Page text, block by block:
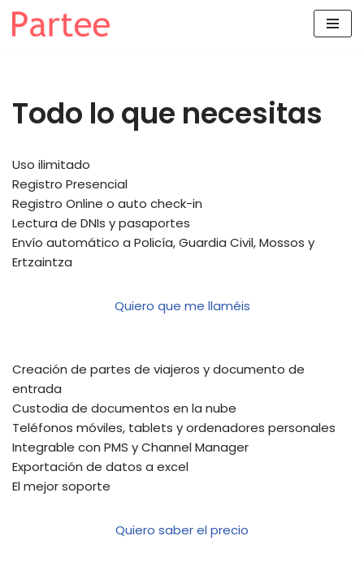
Todo lo que necesitas
Uso ilimitado
Registro Presencial
Registro Online o auto check-in
Lectura de DNIs y pasaportes
Envío automático a Policía, Guardia Civil, Mossos y
Ertzaintza
Quiero que me llaméis
Creación de partes de viajeros y documento de
entrada
Custodia de documentos en la nube
Teléfonos móviles, tablets y ordenadores personales
Integrable con PMS y Channel Manager
Exportación de datos a excel
El mejor soporte
Quiero saber el precio